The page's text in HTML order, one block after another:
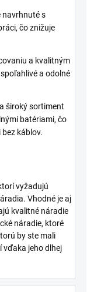
navrhnuté s
čo znižuje
a kvalitným
a odolné
široký sortiment
batériami, čo
káblov.
vyžadujú
Vhodné je aj
kvalitné náradie
náradie, ktoré
by ste mali
vďaka jeho dlhej